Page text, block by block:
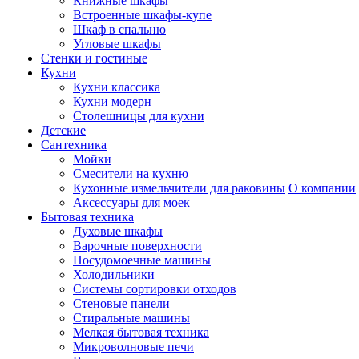
Встроенные шкафы-купе
Шкаф в спальню
Угловые шкафы
Стенки и гостиные
Кухни
Кухни классика
Кухни модерн
Столешницы для кухни
Детские
Сантехника
Мойки
Смесители на кухню
Кухонные измельчители для раковины
Аксессуары для моек
Бытовая техника
Духовые шкафы
Варочные поверхности
Посудомоечные машины
Холодильники
Системы сортировки отходов
Стеновые панели
Стиральные машины
Мелкая бытовая техника
Микроволновые печи
О компании